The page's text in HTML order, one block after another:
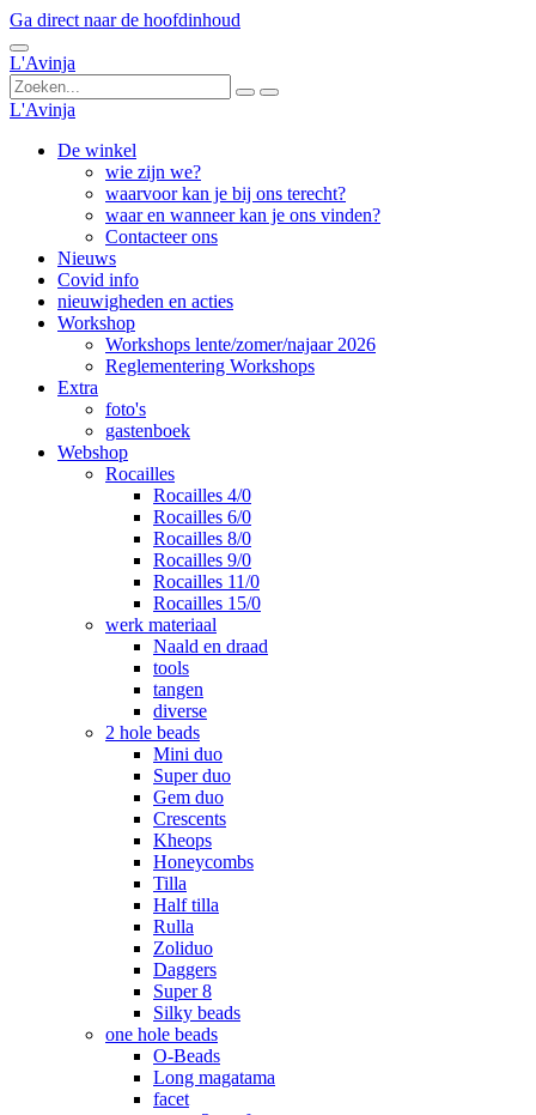
Ga direct naar de hoofdinhoud
L'Avinja
L'Avinja
De winkel
wie zijn we?
waarvoor kan je bij ons terecht?
waar en wanneer kan je ons vinden?
Contacteer ons
Nieuws
Covid info
nieuwigheden en acties
Workshop
Workshops lente/zomer/najaar 2026
Reglementering Workshops
Extra
foto's
gastenboek
Webshop
Rocailles
Rocailles 4/0
Rocailles 6/0
Rocailles 8/0
Rocailles 9/0
Rocailles 11/0
Rocailles 15/0
werk materiaal
Naald en draad
tools
tangen
diverse
2 hole beads
Mini duo
Super duo
Gem duo
Crescents
Kheops
Honeycombs
Tilla
Half tilla
Rulla
Zoliduo
Daggers
Super 8
Silky beads
one hole beads
O-Beads
Long magatama
facet